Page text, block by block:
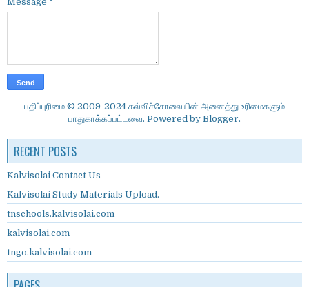
பதிப்புரிமை © 2009-2024 கல்விச்சோலையின் அனைத்து உரிமைகளும்
பாதுகாக்கப்பட்டவை. Powered by Blogger.
RECENT POSTS
Kalvisolai Contact Us
Kalvisolai Study Materials Upload.
tnschools.kalvisolai.com
kalvisolai.com
tngo.kalvisolai.com